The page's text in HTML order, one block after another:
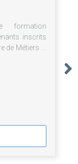
formation
inscrits
de Métiers et